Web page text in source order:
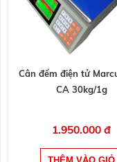
Cân đếm điện tử
CA 30kg/1g
1.950.000 đ